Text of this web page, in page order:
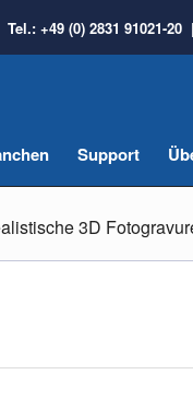
Tel.: +49 (0) 2831 91021-20
Support
3D